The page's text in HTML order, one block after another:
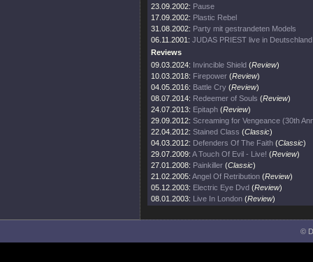
23.09.2002: Pause
17.09.2002: Plastic Rebel
31.08.2002: Party mit gestrandeten Models
06.11.2001: JUDAS PRIEST live in Deutschland
Reviews
09.03.2024: Invincible Shield (Review)
10.03.2018: Firepower (Review)
04.05.2016: Battle Cry (Review)
08.07.2014: Redeemer of Souls (Review)
24.07.2013: Epitaph (Review)
29.09.2012: Screaming for Vengeance (30th
22.04.2012: Stained Class (Classic)
04.03.2012: Defenders Of The Faith (Classic)
29.07.2009: A Touch Of Evil - Live! (Review)
27.01.2008: Painkiller (Classic)
21.02.2005: Angel Of Retribution (Review)
05.12.2003: Electric Eye Dvd (Review)
08.01.2003: Live In London (Review)
©